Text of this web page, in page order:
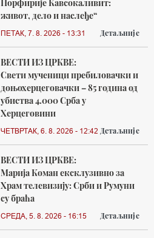
Порфирије Кавсокаливит:
живот, дело и наслеђе“
ПЕТАК, 7. 8. 2026 - 13:31 Детаљније
ВЕСТИ ИЗ ЦРКВЕ:
Свети мученици пребиловачки и
доњохерцеговачки – 85 година од
убиства 4.000 Срба у
Херцеговини
ЧЕТВРТАК, 6. 8. 2026 - 12:42 Детаљније
ВЕСТИ ИЗ ЦРКВЕ:
Марија Коман ексклузивно за
Храм телевизију: Срби и Румуни
су браћа
СРЕДА, 5. 8. 2026 - 16:15 Детаљније